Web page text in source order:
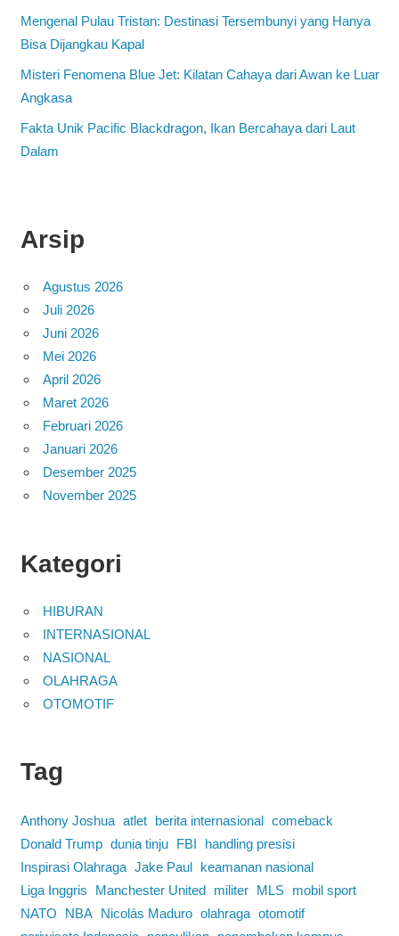
Mengenal Pulau Tristan: Destinasi Tersembunyi yang Hanya
Bisa Dijangkau Kapal
Misteri Fenomena Blue Jet: Kilatan Cahaya dari Awan ke Luar
Angkasa
Fakta Unik Pacific Blackdragon, Ikan Bercahaya dari Laut
Dalam
Arsip
Agustus 2026
Juli 2026
Juni 2026
Mei 2026
April 2026
Maret 2026
Februari 2026
Januari 2026
Desember 2025
November 2025
Kategori
HIBURAN
INTERNASIONAL
NASIONAL
OLAHRAGA
OTOMOTIF
Tag
Anthony Joshua atlet berita internasional comeback
Donald Trump dunia tinju FBI
handling presisi
Inspirasi Olahraga Jake Paul
keamanan nasional
Liga Inggris
Manchester United militer MLS
mobil sport
NATO
NBA Nicolás Maduro olahraga otomotif